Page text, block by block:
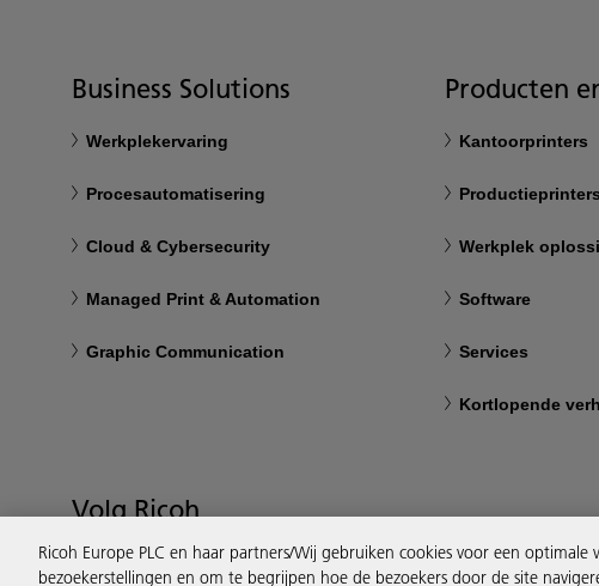
Business Solutions
Werkplekervaring
Procesautomatisering
Cloud & Cybersecurity
Managed Print & Automation
Graphic Communication
Producten
Kantoorprinters
Productieprinters
Werkplek
Software
Services
Kortlopende
Volg Ricoh
Ricoh Europe PLC en haar partners/Wij gebruiken cookies voor een
bezoekerstellingen en om te begrijpen hoe de bezoekers door de site